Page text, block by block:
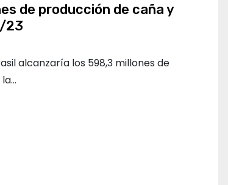
de producción de caña y
23
alcanzaría los 598,3 millones de